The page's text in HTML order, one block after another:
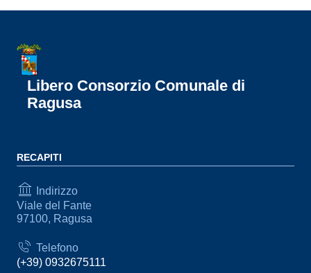
Libero Consorzio Comunale di
Ragusa
RECAPITI
Indirizzo
Viale del Fante
97100, Ragusa
Telefono
(+39) 0932675111